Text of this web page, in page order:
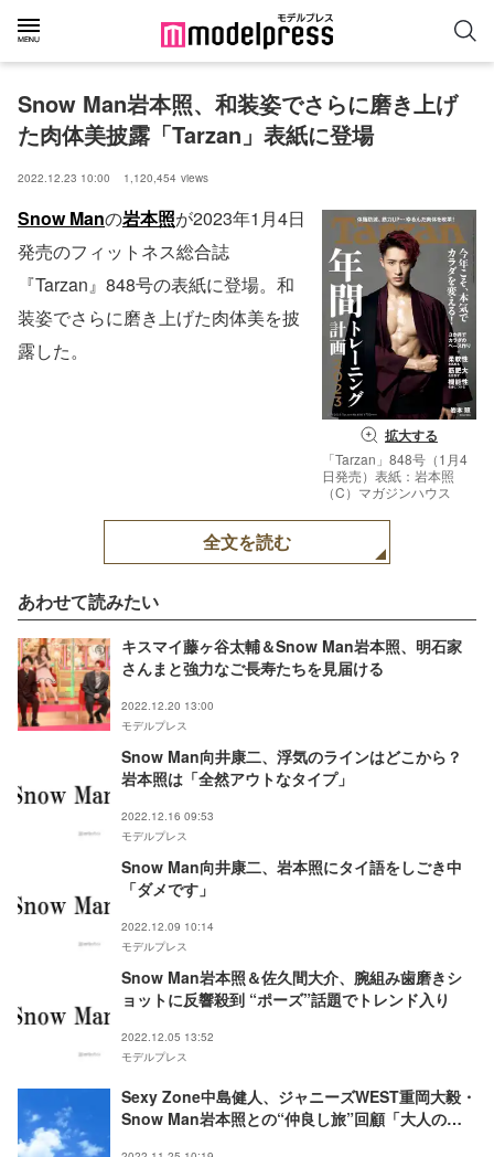
Snow Man岩本照、和装姿でさらに磨き上げ
た肉体美披露「Tarzan」表紙に登場
2022.12.23 10:00 1,120,454 views
拡大する
「Tarzan」848号（1月4
日発売）表紙：岩本照
（C）マガジンハウス
Snow Manの岩本照が2023年1月4日
発売のフィットネス総合誌
『Tarzan』848号の表紙に登場。和
装姿でさらに磨き上げた肉体美を披
露した。
全文を読む
あわせて読みたい
キスマイ藤ヶ谷太輔＆Snow Man岩本照、明石家
さんまと強力なご長寿たちを見届ける
2022.12.20 13:00
モデルプレス
Snow Man向井康二、浮気のラインはどこから？
岩本照は「全然アウトなタイプ」
2022.12.16 09:53
モデルプレス
Snow Man向井康二、岩本照にタイ語をしごき中
「ダメです」
2022.12.09 10:14
モデルプレス
Snow Man岩本照＆佐久間大介、腕組み歯磨きシ
ョットに反響殺到 “ポーズ”話題でトレンド入り
2022.12.05 13:52
モデルプレス
Sexy Zone中島健人、ジャニーズWEST重岡大毅・
Snow Man岩本照との“仲良し旅”回顧「大人の青